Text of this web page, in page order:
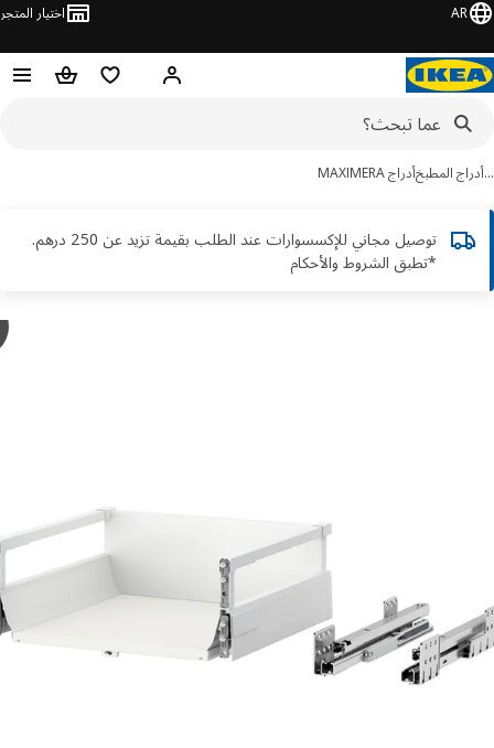
AR اختيار المتجر
مرحباً! تسجيل الدخول أو
قائمة التسوقسلة التسوق
المطبخأدراج MAXIMERA
توصيل مجاني للإكسسوارات عند الطلب بقيمة تزيد عن 250 درهم.
*تطبق الشروط والأحكام